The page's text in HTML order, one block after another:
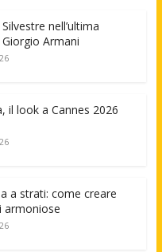
nell’ultima
Armani
il look a Cannes 2026
a strati: come creare
armoniose